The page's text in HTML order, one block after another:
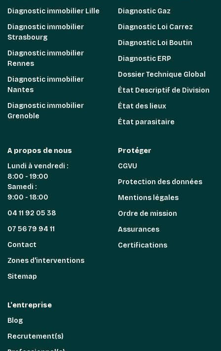
Diagnostic immobilier Lille
Diagnostic immobilier
Strasbourg
Diagnostic immobilier
Rennes
Diagnostic immobilier
Nantes
Diagnostic immobilier
Grenoble
Diagnostic Gaz
Diagnostic Loi Carrez
Diagnostic Loi Boutin
Diagnostic ERP
Dossier Technique Global
État Descriptif de Division
État des lieux
État parasitaire
A propos de nous
Lundi à vendredi :
8:00 - 19:00
Samedi :
9:00 - 18:00
04 11 92 05 38
07 56 79 94 11
Contact
Zones d'interventions
Sitemap
Protéger
CGVU
Protection des données
Mentions légales
Ordre de mission
Assurances
Certifications
L'entreprise
Blog
Recrutement(s)